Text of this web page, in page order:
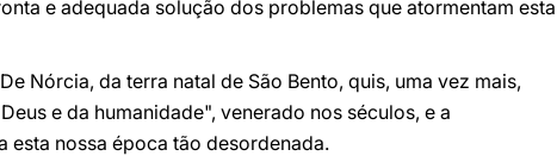
e adequada solução dos problemas que atormentam esta
Nórcia, da terra natal de São Bento, quis, uma vez mais,
e da humanidade", venerado nos séculos, e a
esta nossa época tão desordenada.